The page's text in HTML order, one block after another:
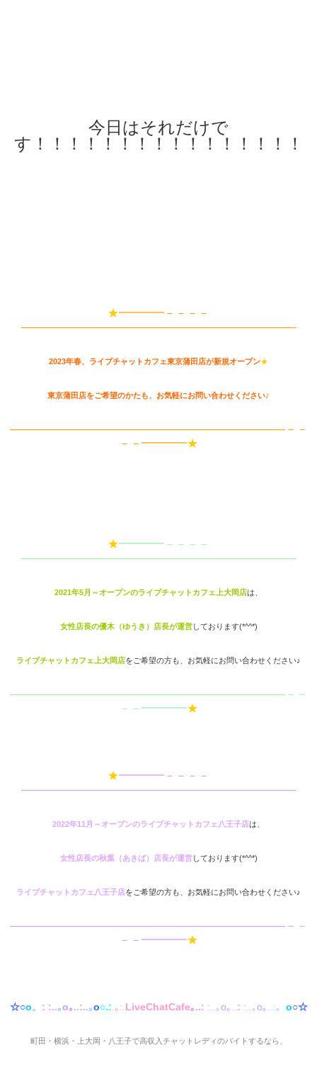
今日はそれだけで
す！！！！！！！！！！！！！！！！
★━━━━－－－－
————————————————————————-
2023年春、ライブチャットカフェ東京蒲田店が新規オープン★
東京蒲田店をご希望のかたも、お気軽にお問い合わせください♪
————————————————————————-－－
－－━━━━★
★━━━━－－－－
————————————————————————-
2021年5月～オープンのライブチャットカフェ上大岡店は、
女性店長の優木（ゆうき）店長が運営しております(*^^*)
ライブチャットカフェ上大岡店をご希望の方も、お気軽にお問い合わせください♪
————————————————————————-－－
－－━━━━★
★━━━━－－－－
————————————————————————-
2022年11月～オープンのライブチャットカフェ八王子店は、
女性店長の秋葉（あきば）店長が運営しております(*^^*)
ライブチャットカフェ八王子店をご希望の方も、お気軽にお問い合わせください♪
————————————————————————-－－
－－━━━━★
☆○o。 : :..｡o｡..:..｡o○.: .｡:. LiveChatCafe｡..: :. .｡o｡ : :. .｡o｡ ..:。 o○☆
町田・横浜・上大岡・八王子で高収入チャットレディのバイトするなら、